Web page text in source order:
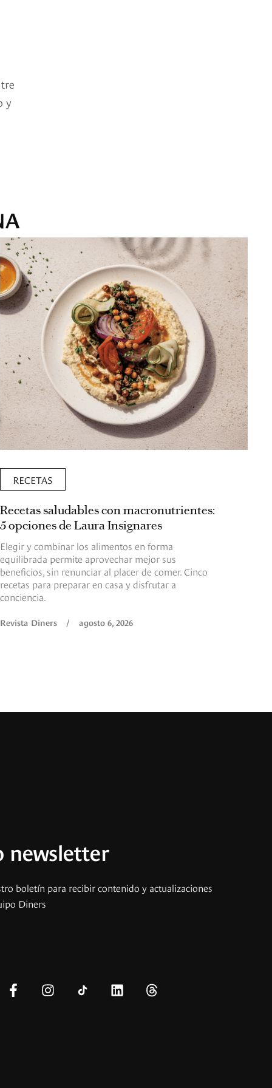
y
RECETAS
Recetas saludables con macronutrientes:
5 opciones de Laura Insignares
Elegir y combinar los alimentos en forma
equilibrada permite aprovechar mejor sus
beneficios, sin renunciar al placer de comer. Cinco
recetas para preparar en casa y disfrutar a
conciencia.
Revista Diners / agosto 6, 2026
newsletter
boletín para recibir contenido y actualizaciones
Diners